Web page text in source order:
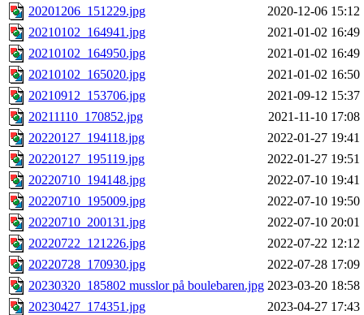
20201206_151229.jpg
2020-12-06 15:12
20210102_164941.jpg
2021-01-02 16:49
20210102_164950.jpg
2021-01-02 16:49
20210102_165020.jpg
2021-01-02 16:50
20210912_153706.jpg
2021-09-12 15:37
20211110_170852.jpg
2021-11-10 17:08
20220127_194118.jpg
2022-01-27 19:41
20220127_195119.jpg
2022-01-27 19:51
20220710_194148.jpg
2022-07-10 19:41
20220710_195009.jpg
2022-07-10 19:50
20220710_200131.jpg
2022-07-10 20:01
20220722_121226.jpg
2022-07-22 12:12
20220728_170930.jpg
2022-07-28 17:09
20230320_185802 musslor på boulebaren.jpg 2023-03-20 18:58
20230427_174351.jpg
2023-04-27 17:43